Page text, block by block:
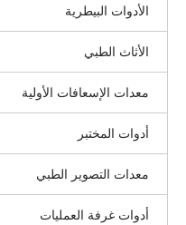
الأدوات البيطرية
الأثاث الطبي
معدات الإسعافات الأولية
أدوات المختبر
معدات التصوير الطبي
أدوات غرفة العمليات